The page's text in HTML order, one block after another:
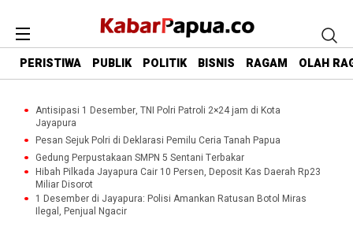
PERISTIWA PUBLIK POLITIK BISNIS RAGAM OLAH
Antisipasi 1 Desember, TNI Polri Patroli 2×24 jam di Kota
Jayapura
Pesan Sejuk Polri di Deklarasi Pemilu Ceria Tanah Papua
Gedung Perpustakaan SMPN 5 Sentani Terbakar
Hibah Pilkada Jayapura Cair 10 Persen, Deposit Kas Daerah Rp23
Miliar Disorot
1 Desember di Jayapura: Polisi Amankan Ratusan Botol Miras
Ilegal, Penjual Ngacir